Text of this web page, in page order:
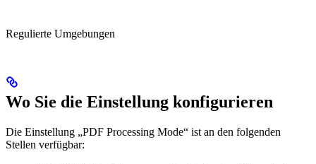
Regulierte Umgebungen
Wo Sie die Einstellung konfigurieren
Die Einstellung „PDF Processing Mode“ ist an den folgenden
Stellen verfügbar: